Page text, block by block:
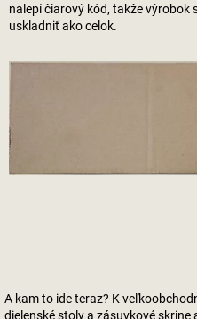
nalepí čiarový kód, takže výrobok
uskladniť ako celok.
A kam to ide teraz? K
dielenské stoly a zásuvkové